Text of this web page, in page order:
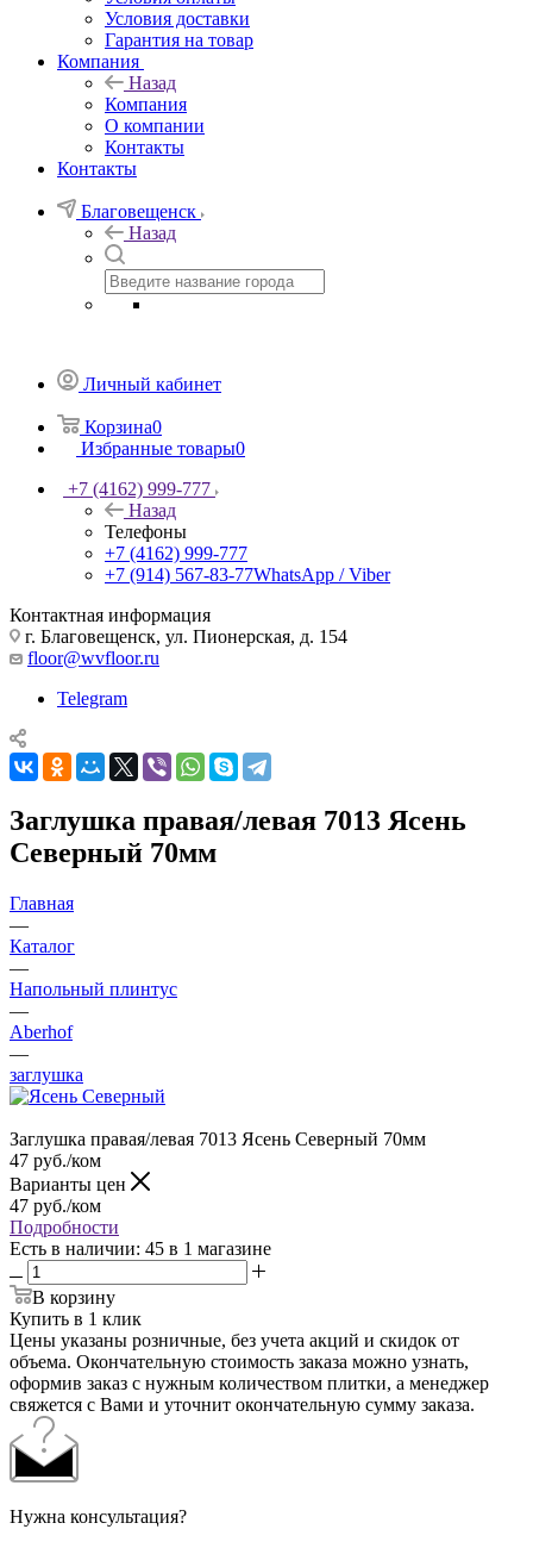
Условия доставки
Гарантия на товар
Компания
Назад
Компания
О компании
Контакты
Контакты
Благовещенск
Назад
Личный кабинет
Корзина0
Избранные товары0
+7 (4162) 999-777
Назад
Телефоны
+7 (4162) 999-777
+7 (914) 567-83-77WhatsApp / Viber
Контактная информация
г. Благовещенск, ул. Пионерская, д. 154
floor@wvfloor.ru
Telegram
Заглушка правая/левая 7013 Ясень
Северный 70мм
Главная
—
Каталог
—
Напольный плинтус
—
Aberhof
—
заглушка
Заглушка правая/левая 7013 Ясень Северный 70мм
47 руб./ком
Варианты цен
47 руб./ком
Подробности
Есть в наличии: 45 в 1 магазине
В корзину
Купить в 1 клик
Цены указаны розничные, без учета акций и скидок от
объема. Окончательную стоимость заказа можно узнать,
оформив заказ с нужным количеством плитки, а менеджер
свяжется с Вами и уточнит окончательную сумму заказа.
Нужна консультация?